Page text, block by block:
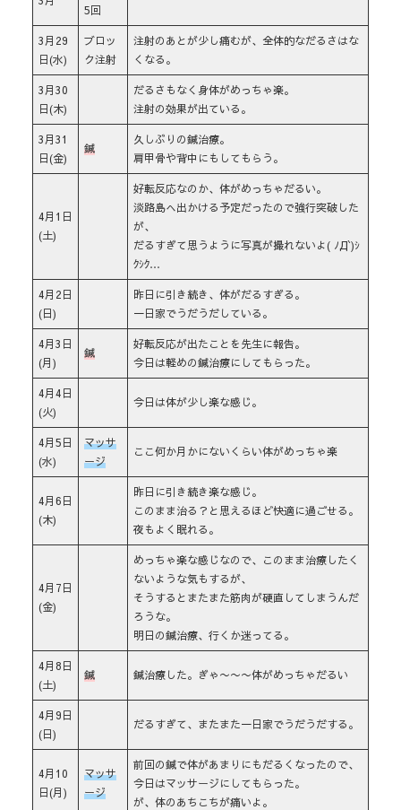
5回
3月29
日(水)
ブロッ
ク注射
注射のあとが少し痛むが、全体的なだるさはな
くなる。
3月30
日(木)
だるさもなく身体がめっちゃ楽。
注射の効果が出ている。
3月31
日(金)
鍼
久しぶりの鍼治療。
肩甲骨や背中にもしてもらう。
4月1日
(土)
好転反応なのか、体がめっちゃだるい。
淡路島へ出かける予定だったので強行突破した
が、
だるすぎて思うように写真が撮れないよ( ﾉД`)ｼ
ｸｼｸ…
4月2日
(日)
昨日に引き続き、体がだるすぎる。
一日家でうだうだしている。
4月3日
(月)
鍼
好転反応が出たことを先生に報告。
今日は軽めの鍼治療にしてもらった。
4月4日
(火)
今日は体が少し楽な感じ。
4月5日
(水)
マッサ
ージ
ここ何か月かにないくらい体がめっちゃ楽
4月6日
(木)
昨日に引き続き楽な感じ。
このまま治る？と思えるほど快適に過ごせる。
夜もよく眠れる。
4月7日
(金)
めっちゃ楽な感じなので、このまま治療したく
ないような気もするが、
そうするとまたまた筋肉が硬直してしまうんだ
ろうな。
明日の鍼治療、行くか迷ってる。
4月8日
(土)
鍼 鍼治療した。ぎゃ〜〜〜体がめっちゃだるい
4月9日
(日)
だるすぎて、またまた一日家でうだうだする。
4月10
日(月)
マッサ
ージ
前回の鍼で体があまりにもだるくなったので、
今日はマッサージにしてもらった。
が、体のあちこちが痛いよ。